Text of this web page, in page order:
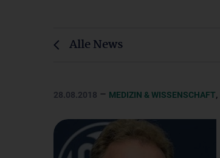
Alle News
28.08.2018 – MEDIZIN & WISSENSCHAFT,